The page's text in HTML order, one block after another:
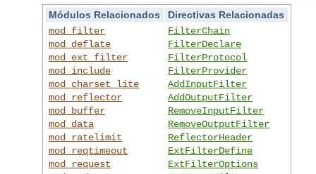
Módulos Relacionados
Directivas Relacionadas
mod_filter
mod_deflate
mod_ext_filter
mod_include
mod_charset_lite
mod_reflector
mod_buffer
mod_data
mod_ratelimit
mod_reqtimeout
mod_request
FilterChain
FilterDeclare
FilterProtocol
FilterProvider
AddInputFilter
AddOutputFilter
RemoveInputFilter
RemoveOutputFilter
ReflectorHeader
ExtFilterDefine
ExtFilterOptions